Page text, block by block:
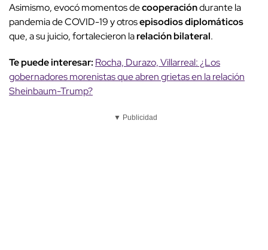
Asimismo, evocó momentos decooperacióndurante la
pandemia de COVID-19 y otrosepisodios diplomáticos
que, a su juicio, fortalecieron larelación bilateral.
Te puede interesar: Rocha, Durazo, Villarreal: ¿Los
gobernadores morenistas que abren grietas en la relación
Sheinbaum-Trump?
▼ Publicidad